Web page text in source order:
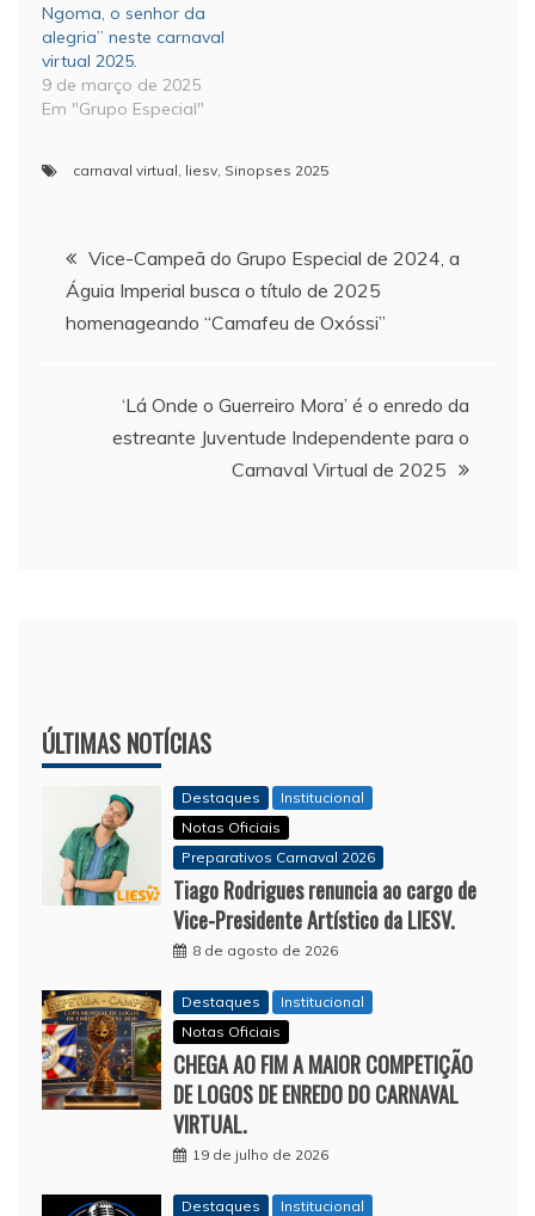
Ngoma, o senhor da
alegria” neste carnaval
virtual 2025.
9 de março de 2025
Em "Grupo Especial"
carnaval virtual liesv Sinopses 2025
Navegação
de
Vice-Campeã do Grupo Especial de 2024, a
Águia Imperial busca o título de 2025
homenageando “Camafeu de Oxóssi”
‘Lá Onde o Guerreiro Mora’ é o enredo da
estreante Juventude Independente para o
Carnaval Virtual de 2025
ÚLTIMAS NOTÍCIAS
Destaques
Institucional
Notas Oficiais
Preparativos Carnaval 2026
Tiago Rodrigues renuncia ao cargo de
Vice-Presidente Artístico da LIESV.
8 de agosto de 2026
Destaques
Institucional
Notas Oficiais
CHEGA AO FIM A MAIOR COMPETIÇÃO
DE LOGOS DE ENREDO DO CARNAVAL
VIRTUAL.
19 de julho de 2026
Destaques
Institucional